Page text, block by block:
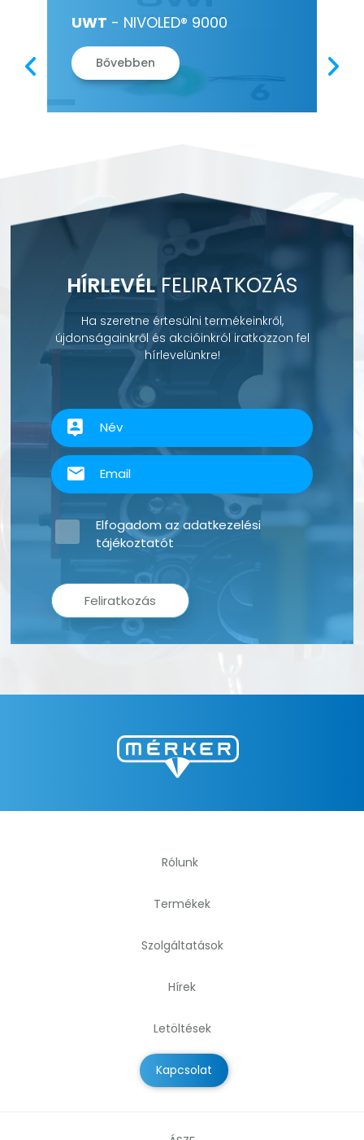
UWT - NIVOLED® 9000
Bővebben
HÍRLEVÉLFELIRATKOZÁS
Ha szeretne értesülni termékeinkről,
újdonságainkről és akcióinkról iratkozzon fel
hírlevelünkre!
Feliratkozás
Elfogadom azadatkezelési
tájékoztatót
Rólunk
Termékek
Szolgáltatások
Hírek
Letöltések
Kapcsolat